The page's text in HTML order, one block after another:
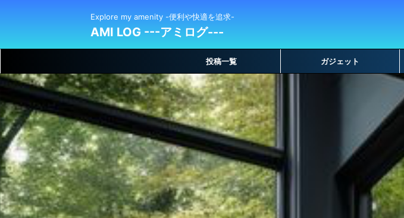
Explore my amenity -便利や快適を追求-
AMI LOG ---アミログ---
投稿一覧 ガジェット